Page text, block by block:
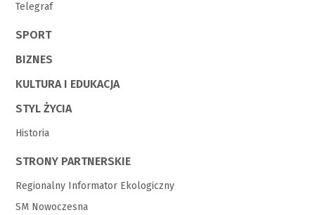
Telegraf
SPORT
BIZNES
KULTURA I EDUKACJA
STYL ŻYCIA
Historia
STRONY PARTNERSKIE
Regionalny Informator Ekologiczny
SM Nowoczesna